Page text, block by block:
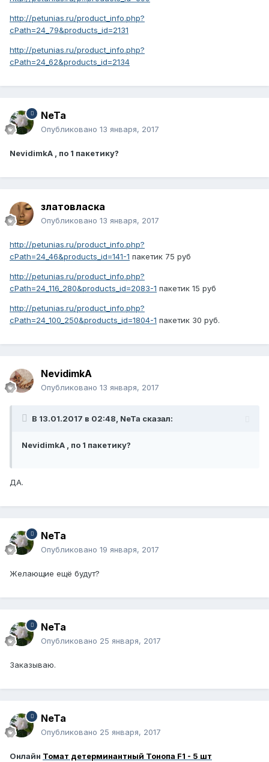
http://petunias.ru/product_info.php?
cPath=24_79&products_id=2131
http://petunias.ru/product_info.php?
cPath=24_62&products_id=2134
NeTa
Опубликовано 13 января, 2017
NevidimkA , по 1 пакетику?
златовласка
Опубликовано 13 января, 2017
http://petunias.ru/product_info.php?
cPath=24_46&products_id=141-1 пакетик 75 руб
http://petunias.ru/product_info.php?
cPath=24_116_280&products_id=2083-1 пакетик 15 руб
http://petunias.ru/product_info.php?
cPath=24_100_250&products_id=1804-1 пакетик 30 руб.
NevidimkA
Опубликовано 13 января, 2017
В 13.01.2017 в 02:48, NeTa сказал:
NevidimkA , по 1 пакетику?
ДА.
NeTa
Опубликовано 19 января, 2017
Желающие ещё будут?
NeTa
Опубликовано 25 января, 2017
Заказываю.
NeTa
Опубликовано 25 января, 2017
Онлайн Томат детерминантный Тонопа F1 - 5 шт